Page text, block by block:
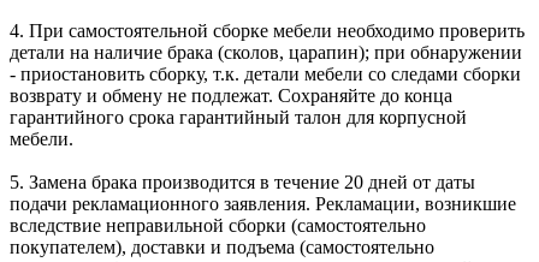
4. При самостоятельной сборке мебели необходимо проверить
детали на наличие брака (сколов, царапин); при обнаружении
- приостановить сборку, т.к. детали мебели со следами сборки
возврату и обмену не подлежат. Сохраняйте до конца
гарантийного срока гарантийный талон для корпусной
мебели.
5. Замена брака производится в течение 20 дней от даты
подачи рекламационного заявления. Рекламации, возникшие
вследствие неправильной сборки (самостоятельно
покупателем), доставки и подъема (самостоятельно